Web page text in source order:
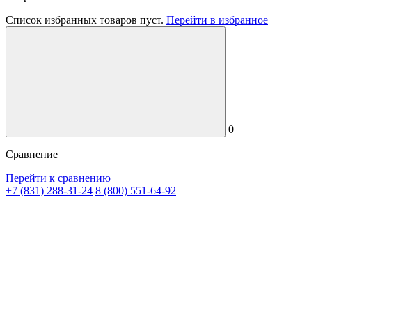
Список избранных товаров пуст. Перейти в избранное
0
Сравнение
Перейти к сравнению
+7 (831) 288-31-24 8 (800) 551-64-92